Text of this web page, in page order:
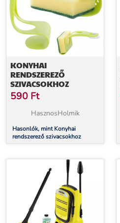
KONYHAI
RENDSZEREZŐ
SZIVACSOKHOZ
590 Ft
HasznosHolmik
Hasonlók, mint Konyhai
rendszerező szivacsokhoz